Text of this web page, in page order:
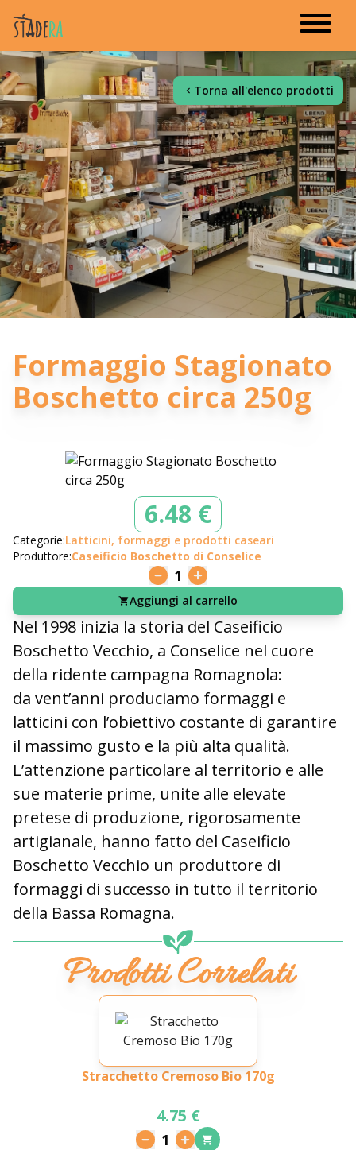
Torna all'elenco prodotti
Formaggio Stagionato
Boschetto circa 250g
6.48 €
Categorie:Latticini, formaggi e prodotti caseari
Produttore:Caseificio Boschetto di Conselice
1
Aggiungi al carrello
Nel 1998 inizia la storia del Caseificio
Boschetto Vecchio, a Conselice nel cuore
della ridente campagna Romagnola:
da vent’anni produciamo formaggi e
latticini con l’obiettivo costante di garantire
il massimo gusto e la più alta qualità.
L’attenzione particolare al territorio e alle
sue materie prime, unite alle elevate
pretese di produzione, rigorosamente
artigianale, hanno fatto del Caseificio
Boschetto Vecchio un produttore di
formaggi di successo in tutto il territorio
della Bassa Romagna.
Prodotti Correlati
Stracchetto Cremoso Bio 170g
4.75 €
1